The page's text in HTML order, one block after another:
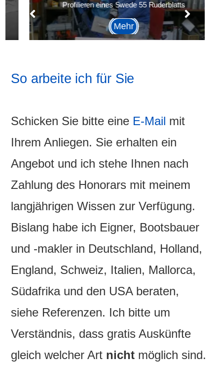
Profilieren eines Swede 55 Ruderblatts
Mehr
So arbeite ich für Sie
Schicken Sie bitte eine E-Mail mit
Ihrem Anliegen. Sie erhalten ein
Angebot und ich stehe Ihnen nach
Zahlung des Honorars mit meinem
langjährigen Wissen zur Verfügung.
Bislang habe ich Eigner, Bootsbauer
und -makler in Deutschland, Holland,
England, Schweiz, Italien, Mallorca,
Südafrika und den USA beraten,
siehe Referenzen. Ich bitte um
Verständnis, dass gratis Auskünfte
gleich welcher Art nicht möglich sind.